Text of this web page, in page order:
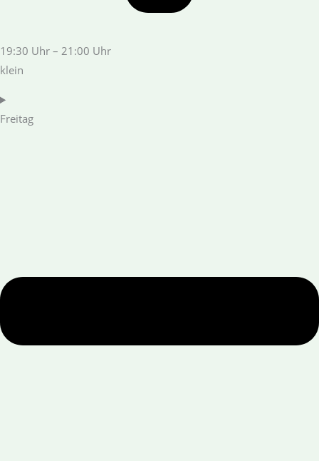
19:30 Uhr – 21:00 Uhr
klein
Freitag